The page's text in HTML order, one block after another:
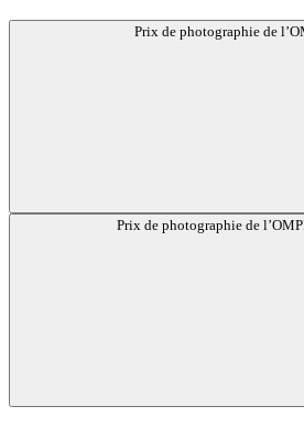
Prix de photographie de
Prix de photographie de